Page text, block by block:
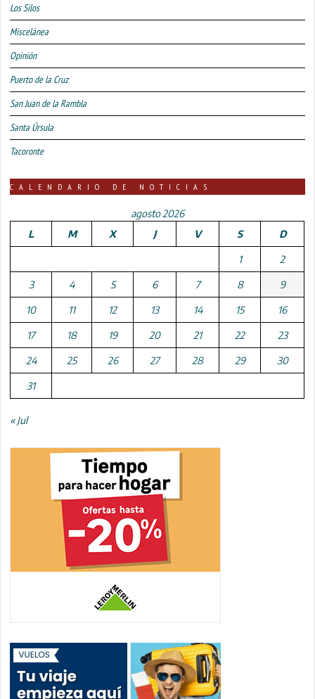
Los Silos
Miscelánea
Opinión
Puerto de la Cruz
San Juan de la Rambla
Santa Úrsula
Tacoronte
CALENDARIO DE NOTICIAS
agosto 2026
L
M X J V S D
1 2
3 4 5 6 7 8 9
10 11 12 13 14 15 16
17 18 19 20 21 22 23
24 25 26 27 28 29 30
31
« Jul